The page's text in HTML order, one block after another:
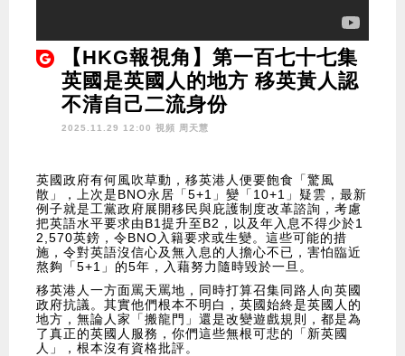
【HKG報視角】第一百七十七集
英國是英國人的地方 移英黃人認
不清自己二流身份
2025.11.29 12:00 視頻 周天慧
英國政府有何風吹草動，移英港人便要飽食「驚風
散」，上次是BNO永居「5+1」變「10+1」疑雲，最新
例子就是工黨政府展開移民與庇護制度改革諮詢，考慮
把英語水平要求由B1提升至B2，以及年入息不得少於1
2,570英鎊，令BNO入籍要求或生變。這些可能的措
施，令對英語沒信心及無入息的人擔心不已，害怕臨近
熬夠「5+1」的5年，入藉努力隨時毀於一旦。
移英港人一方面罵天罵地，同時打算召集同路人向英國
政府抗議。其實他們根本不明白，英國始終是英國人的
地方，無論人家「搬龍門」還是改變遊戲規則，都是為
了真正的英國人服務，你們這些無根可悲的「新英國
人」，根本沒有資格批評。